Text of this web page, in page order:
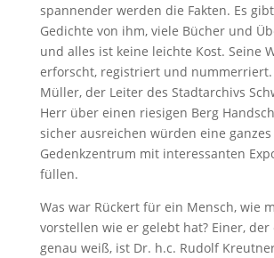
spannender werden die Fakten. Es
Gedichte von ihm, viele Bücher und
und alles ist keine leichte Kost. Seine
erforscht, registriert und nummerriert.
Müller, der Leiter des Stadtarchivs
Herr über einen riesigen Berg
sicher ausreichen würden eine ganzes
Gedenkzentrum mit interessanten
füllen.
Was war Rückert für ein Mensch, wie
vorstellen wie er gelebt hat? Einer, der
genau weiß, ist Dr. h.c. Rudolf